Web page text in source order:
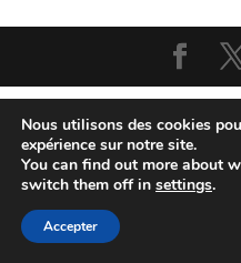
Nous utilisons des cookies
expérience sur notre site.
You can find out more about
switch them off in settings.
Accepter